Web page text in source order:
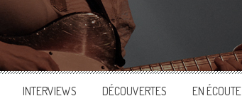
INTERVIEWS DÉCOUVERTES EN ÉCOUTE